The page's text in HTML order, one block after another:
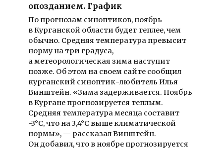
опозданием. График
По прогнозам синоптиков, ноябрь
в Курганской области будет теплее, чем
обычно. Средняя температура превысит
норму на три градуса,
а метеорологическая зима наступит
позже. Об этом на своем сайте сообщил
курганский синоптик-любитель Илья
Винштейн. «Зима задерживается. Ноябрь
в Кургане прогнозируется теплым.
Средняя температура месяца составит
-3°C, что на 3,4°C выше климатической
нормы», — рассказал Винштейн.
Он добавил, что в ноябре прогнозируется